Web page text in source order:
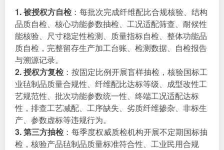
1. 被授权方自检：每批次完成纤维配比合规核验、结构
品质自检、核心功能参数抽检、工况适配筛查、耐候性
能核验、尺寸稳定性检测、质量指标自检、整体功能品
质自检，完整留存生产加工台账、检测数据、自检报告
与溯源记录。
2. 授权方复检：按固定比例开展盲样抽检，核验国标工
业毡制品质量合规性、纤维配比达标等级、成型改性工
艺规范性、批次功能参数统一性、终端工况适配达标
性，排查工艺减配、工序缺失、劣质纤维掺杂、非标生
产、参数虚标等违规行为。
3. 第三方抽检：每季度权威质检机构开展不定期国标抽
检，核验产品毡制品质量标准符合性、工业民用合规